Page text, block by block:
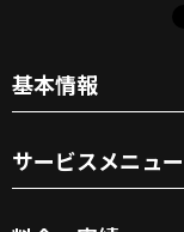
基本情報
サービスメニュー